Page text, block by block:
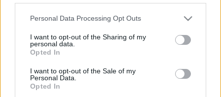
Please note that this website/app uses one or more Google
not limited to your visit or usage behaviour. You may click to
grant or deny consent to Google and its third-party tags to
use your data for below specified purposes in below Google
consent section.
Personal Data Processing Opt Outs
I want to opt-out of the Sharing of my
personal data.
Opted In
I want to opt-out of the Sale of my
Personal Data.
Opted In
25,7 százalék volt a fogyasztói ár változás.
Lapszemle.
juttatás összegét is növeli majd. A GYED
maximuma 373 000 forintról 407 000 forintra nő,